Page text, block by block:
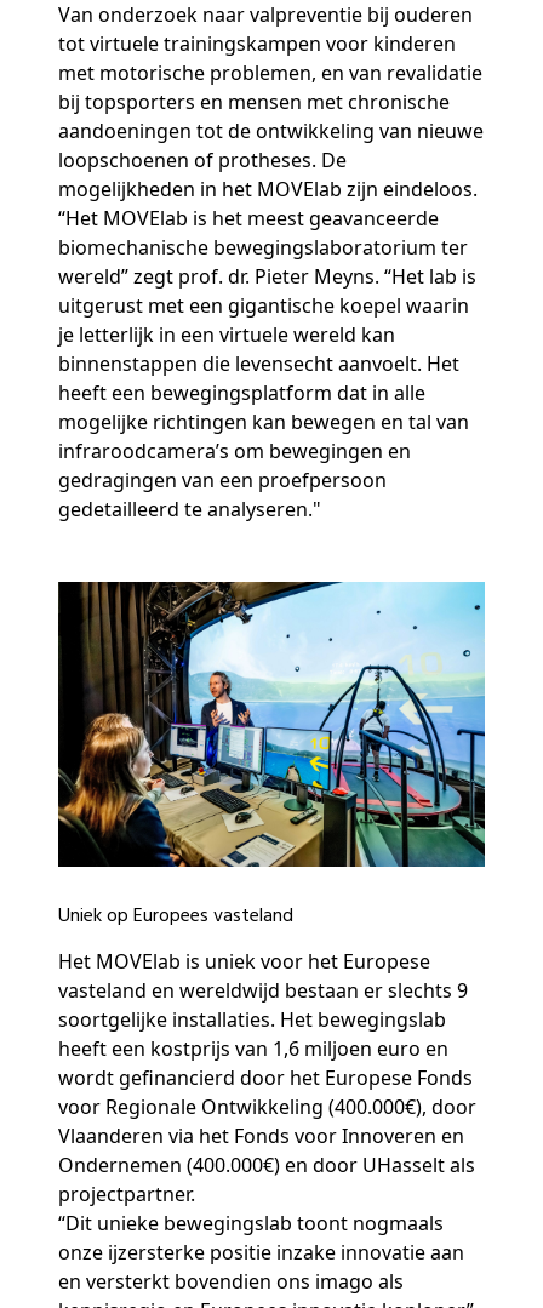
Van onderzoek naar valpreventie bij ouderen
tot virtuele trainingskampen voor kinderen
met motorische problemen, en van revalidatie
bij topsporters en mensen met chronische
aandoeningen tot de ontwikkeling van nieuwe
loopschoenen of protheses. De
mogelijkheden in het MOVElab zijn eindeloos.
“Het MOVElab is het meest geavanceerde
biomechanische bewegingslaboratorium ter
wereld” zegt prof. dr. Pieter Meyns. “Het lab is
uitgerust met een gigantische koepel waarin
je letterlijk in een virtuele wereld kan
binnenstappen die levensecht aanvoelt. Het
heeft een bewegingsplatform dat in alle
mogelijke richtingen kan bewegen en tal van
infraroodcamera’s om bewegingen en
gedragingen van een proefpersoon
gedetailleerd te analyseren."
Uniek op Europees vasteland
Het MOVElab is uniek voor het Europese
vasteland en wereldwijd bestaan er slechts 9
soortgelijke installaties. Het bewegingslab
heeft een kostprijs van 1,6 miljoen euro en
wordt gefinancierd door het Europese Fonds
voor Regionale Ontwikkeling (400.000€), door
Vlaanderen via het Fonds voor Innoveren en
Ondernemen (400.000€) en door UHasselt als
projectpartner.
“Dit unieke bewegingslab toont nogmaals
onze ijzersterke positie inzake innovatie aan
en versterkt bovendien ons imago als